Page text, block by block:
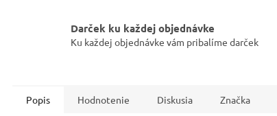
Darček ku každej objednávke
Ku každej objednávke vám pribalíme darček
Popis Hodnotenie Diskusia Značka